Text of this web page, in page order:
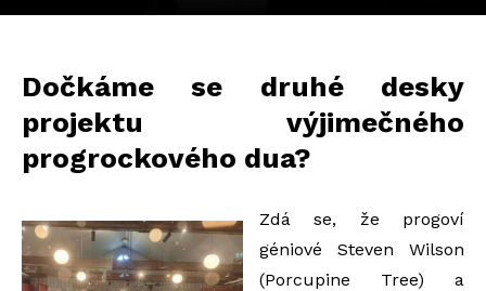
Dočkáme se druhé desky
projektu výjimečného
progrockového dua?
Zdá se, že progoví
géniové Steven Wilson
(Porcupine Tree) a